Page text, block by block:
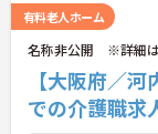
有料老人ホーム
名称非公開 ※詳細
【大阪府／
での介護職求